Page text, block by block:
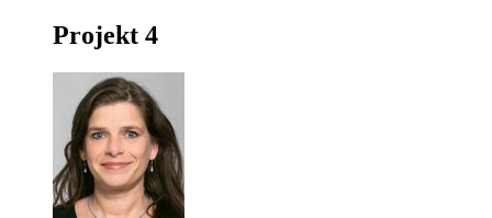
Projekt 4